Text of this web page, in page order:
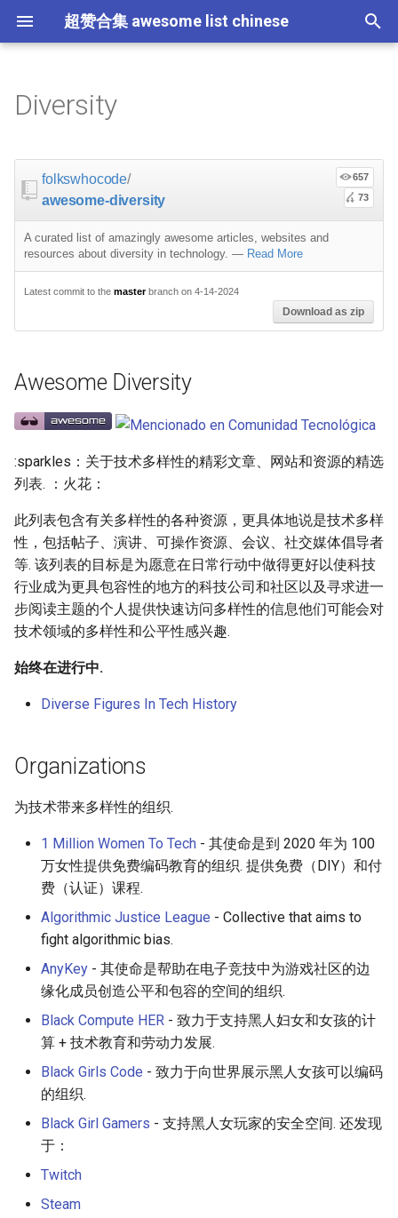
超赞合集 awesome list chinese
a
n
g
e
r
c
h
Node.js
前端开发
Android
IoT & Hybrid Apps
Cordova
React Native
Xamarin
Linux
Linux 内容
macOS
macOS 内容
屏保
开源应用
Salesforce
Amazon Web Services
Windows
Fuse
Heroku
Raspberry Pi
Qt
WebExtensions
RubyMotion
Smart TV
JavaScript
JavaScript 内容 Standard Style
Tips
网络层
Maintenance Modules
npm
AVA
ESLint
Functional Programming
Swift
Swift 内容
练习
Python
Scientific Audio
Rust
Haskell
PureScript
Go
Scala
Ruby
Clojure
Elm
Erlang
Julia
C/C++
Common Lisp
Groovy
ES6 Tools
Web 性能优化
Web Tools
CSS
CSS 内容
Scalability
Protips
React 内容
Web Components
Polymer
Angular
Backbone
HTML5
SVG
Dojo Toolkit
Inspiration
Ember
iOS UI
Meteor
BEM
Flexbox
Web Typography
Web Accessibility
Material Design
Flask
Docker
Vagrant
Pyramid
Play1 Framework
Symfony
Symfony 内容
Laravel
Laravel 内容
Rails
Rails 内容
Phalcon
.hta e s
Dropwizard
Kubernetes
Lumen
Apache Wicket
Vert.x
Terraform
Vapor
大学课程
数据科学
数据科学内容
机器学习
机器学习内容
Ruby 机器学习
H2O
NLP with Ruby
语言学
加密
加密内容
机器视觉
深度学习
深度学习内容
论文
深度视觉
静态分析和代码质量
信息检索
大数据
Hadoop
数据工程
Streaming
Apache Spark
论文精选
演讲
算法
算法可视化
人工智能
编程竞赛
数学
递归
免费编程书籍
免费软件测试书籍
Go 书籍
R 书籍
思维扩展类书籍
Elixir 书籍
Sublime Text
Vim
Atom
Visual Studio Code
游戏开发
游戏演讲
Godot
开源游戏
Unity
LÖVE
PICO-8
Game Boy Development
Construct 2
Gideros
Quick Look Plugins
Dev Env
Dotfiles
Shell
Fish
ZSH 插件
GitHub
GitHub 内容
Cheat Sheet
Git Cheat Sheet & Git Flow
Git Tips
Git Add-ons
SSH
PowerShell
Alfred Workflows
Terminals Are Sexy
Science Fiction
Fantasy
Podcasts
Email Newsletters
IT Quotes
Database
MySQL
InfluxDB
Neo4j
MongoDB
TinkerPop
PostgreSQL
CouchDB
HBase
Creative Commons Media
Fonts
Codeface
Stock Resources
GIF
开源文档
Audio Visualization
Broadcasting
Pixel Art
FFmpeg
CLI Workshoppers
学习编程
演讲
科技视频
深入机器学习
少儿编程
教育游戏
学习 JavaScript
应用安全
安全
夺旗赛
恶意软件分析
Android 安全
Honeypots
Incident Response
Vehicle Security and Car
Hacking
Web 安全
Lockpicking
Umbraco
Refinery CMS
Wagtail
Robotics
IOT
Electronics
Bluetooth Beacons
Electric Guitar Specifications
Open Companies
Places to Post Your Startup
OKR Methodology
Leading and Managing
Indie
Slack
Slack 内容
远程工作
生产力
Niche Job Boards
Code Review
软件定义网络
网络分析
PCAPTools
比特币
波场
Non-Financial Blockchain
Mastodon
以太坊
GeoJSON
Datasets
Answers
Code Points
Awesome Diversity
Organizations
Events
Ally Resources
Actionable Resources
Posts
Talks
Advocates
Books
Contributing
Diversity
folkswhocode/
awesome-diversity
657
73
A curated list of amazingly awesome articles, websites and
resources about diversity in technology. — Read More
Latest commit to the masterbranch on 4-14-2024
Download as zip
Awesome Diversity
:sparkles：关于技术多样性的精彩文章、网站和资源的精选
列表. ：火花：
此列表包含有关多样性的各种资源，更具体地说是技术多样
性，包括帖子、演讲、可操作资源、会议、社交媒体倡导者
等. 该列表的目标是为愿意在日常行动中做得更好以使科技
行业成为更具包容性的地方的科技公司和社区以及寻求进一
步阅读主题的个人提供快速访问多样性的信息他们可能会对
技术领域的多样性和公平性感兴趣.
始终在进行中.
Diverse Figures In Tech History
Organizations
为技术带来多样性的组织.
1 Million Women To Tech - 其使命是到 2020 年为 100
万女性提供免费编码教育的组织. 提供免费（DIY）和付
费（认证）课程.
Algorithmic Justice League - Collective that aims to
fight algorithmic bias.
AnyKey - 其使命是帮助在电子竞技中为游戏社区的边
缘化成员创造公平和包容的空间的组织.
Black Compute HER - 致力于支持黑人妇女和女孩的计
算 + 技术教育和劳动力发展.
Black Girls Code - 致力于向世界展示黑人女孩可以编码
的组织.
Black Girl Gamers - 支持黑人女玩家的安全空间. 还发现
于：
Twitch
Steam